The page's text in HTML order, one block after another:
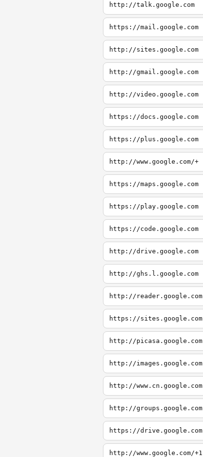
http://talk.google.com
https://mail.google.com
http://sites.google.com
http://gmail.google.com
http://video.google.com
https://docs.google.com
https://plus.google.com
http://www.google.com/+
https://maps.google.com
https://play.google.com
https://code.google.com
http://drive.google.com
http://ghs.l.google.com
http://reader.google.com
https://sites.google.com
http://picasa.google.com
http://images.google.com
http://www.cn.google.com
http://groups.google.com
https://drive.google.com
http://www.google.com/+1